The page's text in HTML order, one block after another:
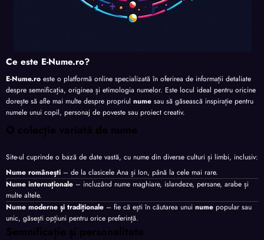
Ce este E-Nume.ro?
E-Nume.ro este o platformă online specializată în oferirea de informații detaliate
despre semnificația, originea și etimologia numelor. Este locul ideal pentru oricine
dorește să afle mai multe despre propriul nume sau să găsească inspirație pentru
numele unui copil, personaj de poveste sau proiect creativ.
O colecție variată de nume
Site-ul cuprinde o bază de date vastă, cu nume din diverse culturi și limbi, inclusiv:
Nume românești – de la clasicele Ana și Ion, până la cele mai rare.
Nume internaționale – incluzând nume maghiare, islandeze, persane, arabe și
multe altele.
Nume moderne și tradiționale – fie că ești în căutarea unui nume popular sau
unic, găsești opțiuni pentru orice preferință.
Semnificație și personalitate